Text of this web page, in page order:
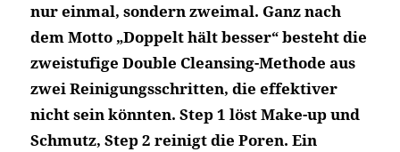
nur einmal, sondern zweimal. Ganz nach
dem Motto „Doppelt hält besser“ besteht die
zweistufige Double Cleansing-Methode aus
zwei Reinigungsschritten, die effektiver
nicht sein könnten. Step 1 löst Make-up und
Schmutz, Step 2 reinigt die Poren. Ein